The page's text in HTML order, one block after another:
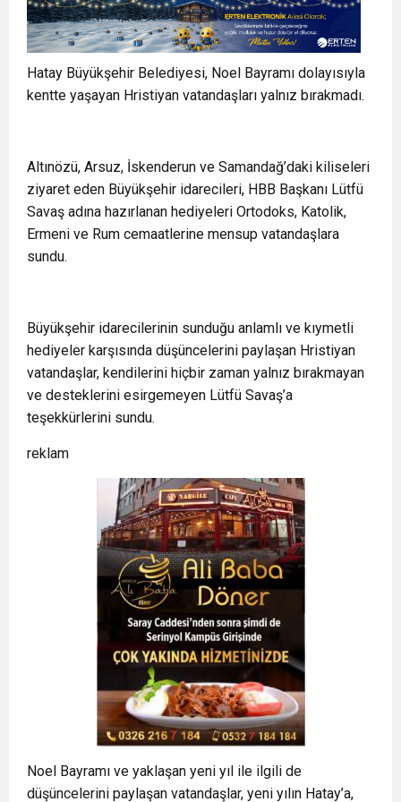
Hatay Büyükşehir Belediyesi, Noel Bayramı dolayısıyla
kentte yaşayan Hristiyan vatandaşları yalnız bırakmadı.
Altınözü, Arsuz, İskenderun ve Samandağ’daki kiliseleri
ziyaret eden Büyükşehir idarecileri, HBB Başkanı Lütfü
Savaş adına hazırlanan hediyeleri Ortodoks, Katolik,
Ermeni ve Rum cemaatlerine mensup vatandaşlara
sundu.
Büyükşehir idarecilerinin sunduğu anlamlı ve kıymetli
hediyeler karşısında düşüncelerini paylaşan Hristiyan
vatandaşlar, kendilerini hiçbir zaman yalnız bırakmayan
ve desteklerini esirgemeyen Lütfü Savaş’a
teşekkürlerini sundu.
reklam
Noel Bayramı ve yaklaşan yeni yıl ile ilgili de
düşüncelerini paylaşan vatandaşlar, yeni yılın Hatay’a,